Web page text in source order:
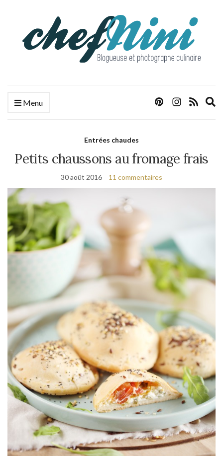
Menu
Entrées chaudes
Petits chaussons au fromage frais
30 août 2016 11 commentaires